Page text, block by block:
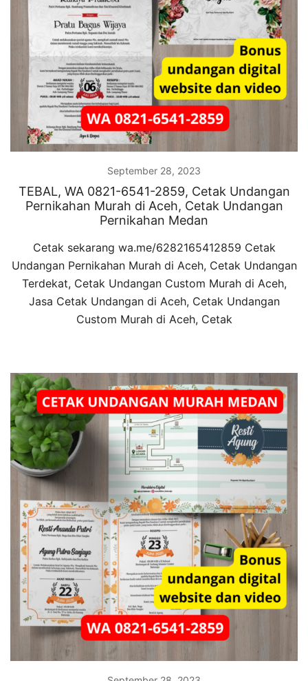
September 28, 2023
TEBAL, WA 0821-6541-2859, Cetak Undangan
Pernikahan Murah di Aceh, Cetak Undangan
Pernikahan Medan
Cetak sekarang wa.me/6282165412859 Cetak
Undangan Pernikahan Murah di Aceh, Cetak Undangan
Terdekat, Cetak Undangan Custom Murah di Aceh,
Jasa Cetak Undangan di Aceh, Cetak Undangan
Custom Murah di Aceh, Cetak